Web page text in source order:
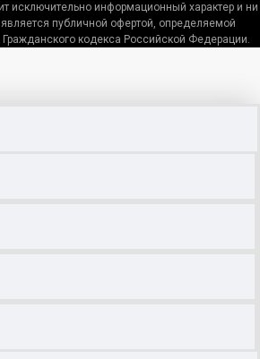
исключительно информационный характер и ни
публичной офертой, определяемой
кодекса Российской Федерации.